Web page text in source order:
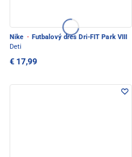
Nike · Futbalový dres Dri-FIT Park VIII
Deti
€ 17,99